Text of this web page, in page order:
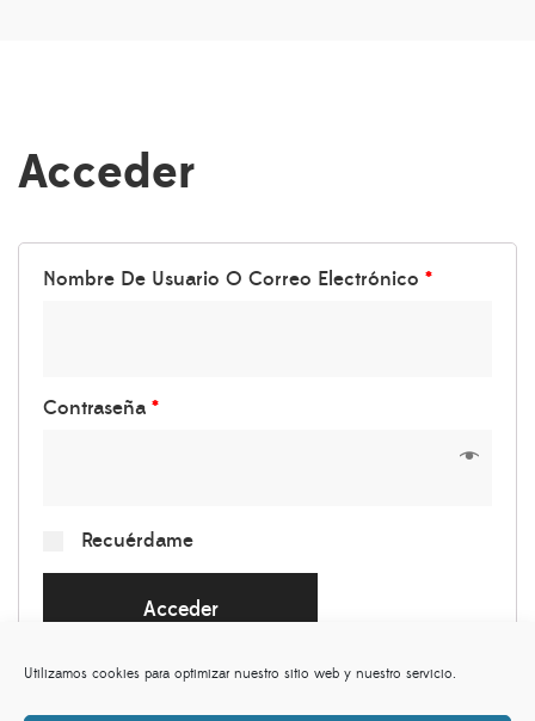
Utilizamos cookies para optimizar nuestro sitio web y nuestro servicio.
Acceder
Nombre De Usuario O Correo Electrónico *
Contraseña *
Recuérdame
Acceder
¿Olvidaste la contraseña?